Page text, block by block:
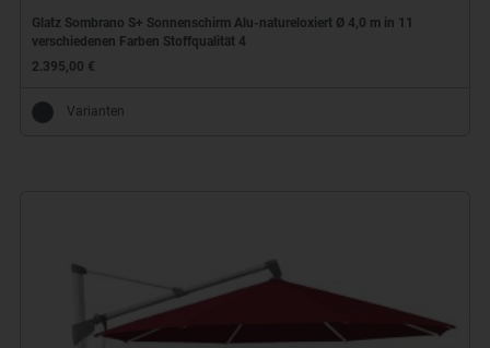
Glatz Sombrano S+ Sonnenschirm Alu-natureloxiert Ø 4,0 m in 11
verschiedenen Farben Stoffqualität 4
2.395,00 €
Varianten